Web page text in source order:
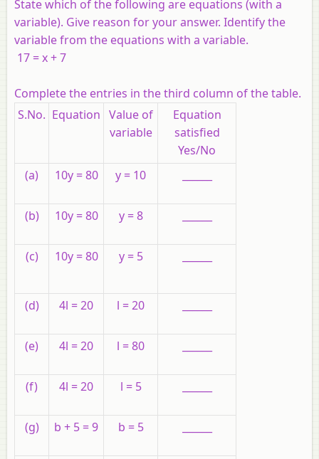
State which of the following are equations (with a
variable). Give reason for your answer. Identify the
variable from the equations with a variable.
17 = x + 7
Complete the entries in the third column of the table.
S.No. Equation Value of
variable
Equation
satisfied
Yes/No
(a)
10y = 80 y = 10
(b) 10y = 80 y = 8
(c) 10y = 80 y = 5
(d) 4l = 20 l = 20
(e) 4l = 20 l = 80
(f) 4l = 20 l = 5
(g) b + 5 = 9 b = 5